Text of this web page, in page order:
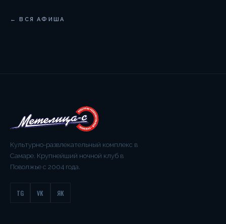
← ВСЯ АФИША
Культурно-развлекательный комплекс в
Самаре. Крупнейший ночной клуб в
Поволжье с 2004 года.
TG VK ЯК